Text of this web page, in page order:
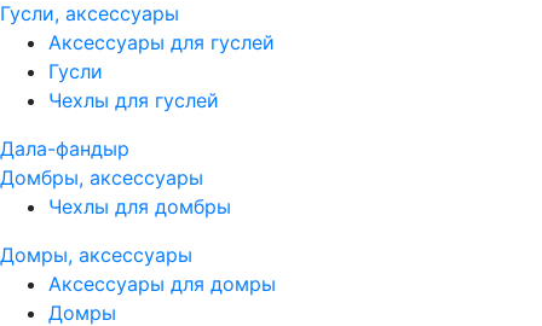
Гусли, аксессуары
Аксессуары для гуслей
Гусли
Чехлы для гуслей
Дала-фандыр
Домбры, аксессуары
Чехлы для домбры
Домры, аксессуары
Аксессуары для домры
Домры